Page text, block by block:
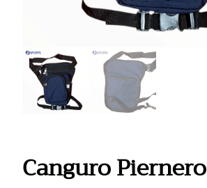
Canguro Piernero